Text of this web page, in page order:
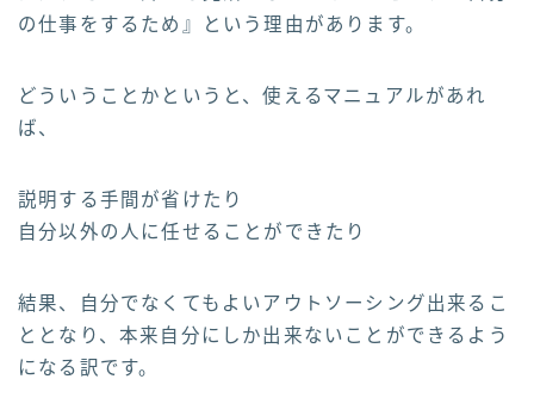
の仕事をするため』という理由があります。
どういうことかというと、使えるマニュアルがあれ
ば、
説明する手間が省けたり
自分以外の人に任せることができたり
結果、自分でなくてもよいアウトソーシング出来るこ
ととなり、本来自分にしか出来ないことができるよう
になる訳です。